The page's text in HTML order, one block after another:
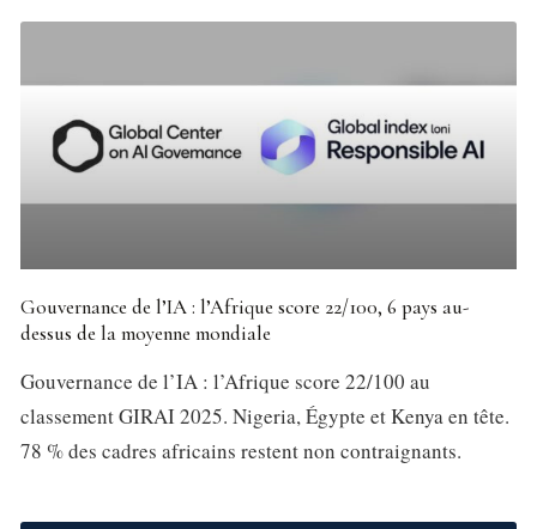
Gouvernance de l’IA : l’Afrique score 22/100, 6 pays au-
dessus de la moyenne mondiale
Gouvernance de l’IA : l’Afrique score 22/100 au
classement GIRAI 2025. Nigeria, Égypte et Kenya en tête.
78 % des cadres africains restent non contraignants.